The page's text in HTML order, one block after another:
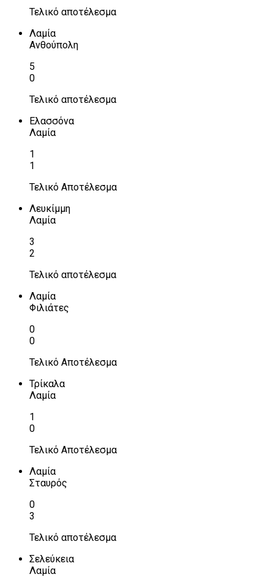
Τελικό αποτέλεσμα
Λαμία
Ανθούπολη
5
0
Τελικό αποτέλεσμα
Ελασσόνα
Λαμία
1
1
Τελικό Αποτέλεσμα
Λευκίμμη
Λαμία
3
2
Τελικό αποτέλεσμα
Λαμία
Φιλιάτες
0
0
Τελικό Αποτέλεσμα
Τρίκαλα
Λαμία
1
0
Τελικό Αποτέλεσμα
Λαμία
Σταυρός
0
3
Τελικό αποτέλεσμα
Σελεύκεια
Λαμία